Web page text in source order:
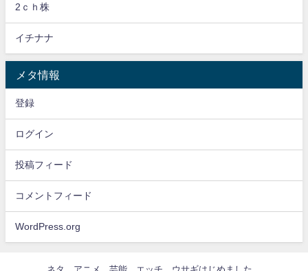
2ｃｈ株
イチナナ
メタ情報
登録
ログイン
投稿フィード
コメントフィード
WordPress.org
ネタ アニメ 芸能 エッチ ウサギはじめました。